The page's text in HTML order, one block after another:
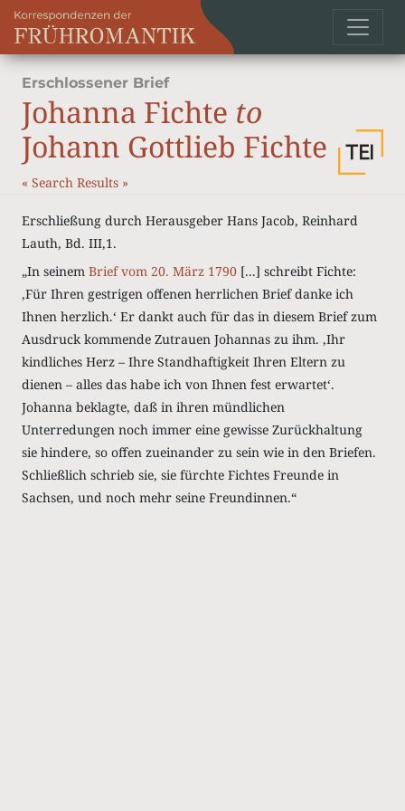
Erschlossener Brief
Johanna Fichte to
Johann Gottlieb Fichte
« Search Results »
Erschließung durch Herausgeber Hans Jacob, Reinhard
Lauth, Bd. III,1.
„In seinem Brief vom 20. März 1790 [...] schreibt Fichte:
‚Für Ihren gestrigen offenen herrlichen Brief danke ich
Ihnen herzlich.‘ Er dankt auch für das in diesem Brief zum
Ausdruck kommende Zutrauen Johannas zu ihm. ‚Ihr
kindliches Herz – Ihre Standhaftigkeit Ihren Eltern zu
dienen – alles das habe ich von Ihnen fest erwartet‘.
Johanna beklagte, daß in ihren mündlichen
Unterredungen noch immer eine gewisse Zurückhaltung
sie hindere, so offen zueinander zu sein wie in den Briefen.
Schließlich schrieb sie, sie fürchte Fichtes Freunde in
Sachsen, und noch mehr seine Freundinnen.“